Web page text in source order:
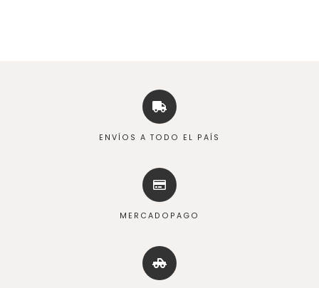
ENVÍOS A TODO EL PAÍS
MERCADOPAGO